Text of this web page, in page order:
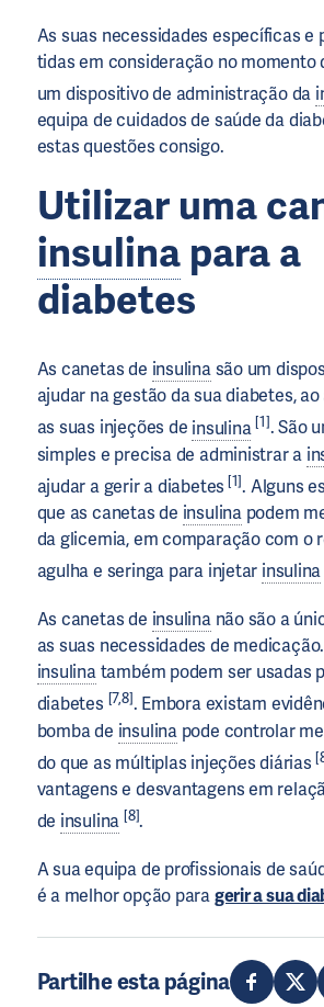
As suas necessidades específicas e
tidas em consideração no momento
um dispositivo de administração da
equipa de cuidados de saúde da
estas questões consigo.
Utilizar uma
insulina para a
diabetes
As canetas de insulina são um
ajudar na gestão da sua diabetes,
as suas injeções de insulina [1]. São
simples e precisa de administrar a
ajudar a gerir a diabetes [1]. Alguns
que as canetas de insulina podem
da glicemia, em comparação com o
agulha e seringa para injetar insulina
As canetas de insulina não são a
as suas necessidades de
insulinatambém podem ser usadas
diabetes [7,8]. Embora existam
bomba de insulina pode controlar
do que as múltiplas injeções diárias
vantagens e desvantagens em
de insulina [8].
A sua equipa de profissionais de
é a melhor opção paragerir a sua
Partilhe esta página